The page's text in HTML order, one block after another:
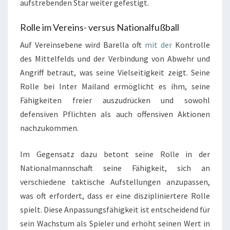
aufstrebenden Star weiter gefestigt.
Rolle im Vereins- versus Nationalfußball
Auf Vereinsebene wird Barella oft mit der Kontrolle
des Mittelfelds und der Verbindung von Abwehr und
Angriff betraut, was seine Vielseitigkeit zeigt. Seine
Rolle bei Inter Mailand ermöglicht es ihm, seine
Fähigkeiten freier auszudrücken und sowohl
defensiven Pflichten als auch offensiven Aktionen
nachzukommen.
Im Gegensatz dazu betont seine Rolle in der
Nationalmannschaft seine Fähigkeit, sich an
verschiedene taktische Aufstellungen anzupassen,
was oft erfordert, dass er eine diszipliniertere Rolle
spielt. Diese Anpassungsfähigkeit ist entscheidend für
sein Wachstum als Spieler und erhöht seinen Wert in